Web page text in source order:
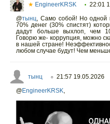
★ EngineerKRSK • 22:01
@тынц
Само собой! Но одной
70% денег (30% спистят)
дадут больше выхлоп, чем
Говорю же- коррупция, можно
в нашей стране!
любом случае будут! Чем
тынц ○ 21:57 19.05.2026
@EngineerKRSK